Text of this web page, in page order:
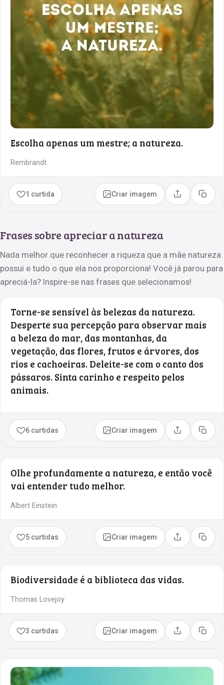
Escolha apenas um mestre; a natureza.
Rembrandt
1 curtida Criar imagem Compartilhar
Copiar
Frases sobre apreciar a natureza
Nada melhor que reconhecer a riqueza que a mãe natureza
possui e tudo o que ela nos proporciona! Você já parou para
apreciá-la? Inspire-se nas frases que selecionamos!
Torne-se sensível às belezas da natureza.
Desperte sua percepção para observar mais
a beleza do mar, das montanhas, da
vegetação, das flores, frutos e árvores, dos
rios e cachoeiras. Deleite-se com o canto dos
pássaros. Sinta carinho e respeito pelos
animais.
6 curtidas Criar imagem Compartilhar
Copiar
Olhe profundamente a natureza, e então você
vai entender tudo melhor.
Albert Einstein
5 curtidas Criar imagem Compartilhar
Copiar
Biodiversidade é a biblioteca das vidas.
Thomas Lovejoy
3 curtidas Criar imagem Compartilhar
Copiar